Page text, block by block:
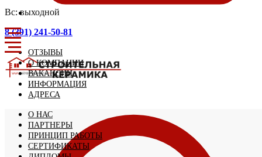
Вс: выходной
8 (391) 241-50-81
ОТЗЫВЫ
О КОМПАНИИ
ВАКАНСИИ
ИНФОРМАЦИЯ
АДРЕСА
О НАС
ПАРТНЕРЫ
ПРИНЦИП РАБОТЫ
СЕРТИФИКАТЫ